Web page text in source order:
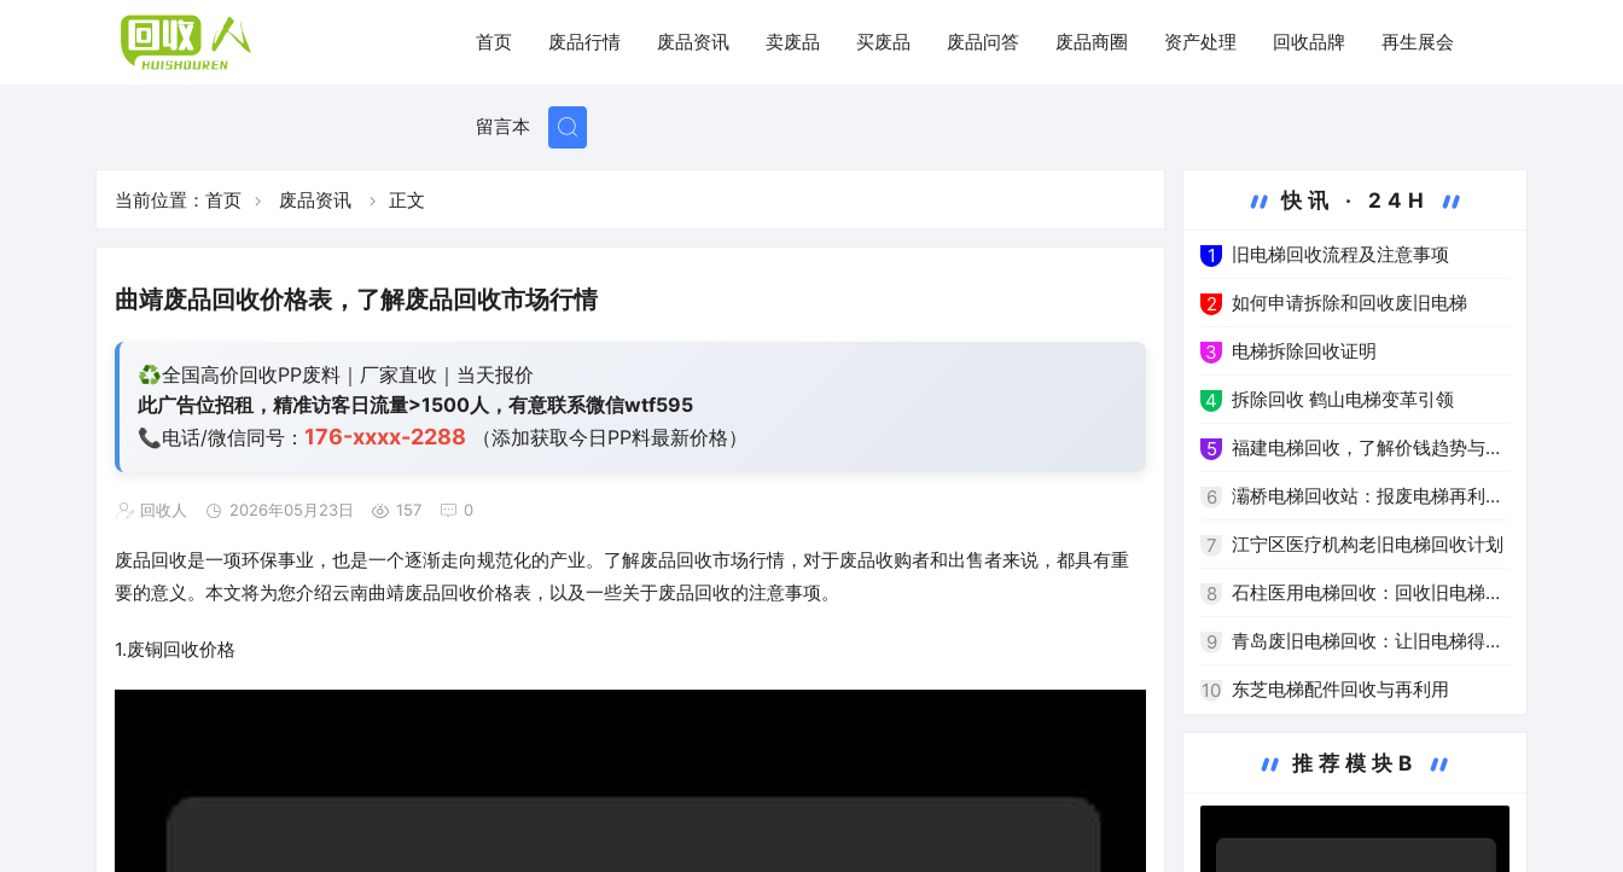
首页 废品行情 废品资讯 卖废品 买废品 废品问答 废品商圈 资产处理 回收品牌 再生展会
留言本
当前位置： 首页 废品资讯 正文
曲靖废品回收价格表，了解废品回收市场行情
♻️全国高价回收PP废料｜厂家直收｜当天报价
此广告位招租，精准访客日流量>1500人，有意联系微信wtf595
📞电话/微信同号： 176-xxxx-2288 （添加获取今日PP料最新价格）
回收人 2026年05月23日 157 0
废品回收是一项环保事业，也是一个逐渐走向规范化的产业。了解废品回收市场行情，对于废品收购者和出售者来说，都具有重
要的意义。本文将为您介绍云南曲靖废品回收价格表，以及一些关于废品回收的注意事项。
1.废铜回收价格
快讯 · 24H
1 旧电梯回收流程及注意事项
2 如何申请拆除和回收废旧电梯
3 电梯拆除回收证明
4 拆除回收 鹤山电梯变革引领
5 福建电梯回收，了解价钱趋势与注
意事项
6 灞桥电梯回收站：报废电梯再利用
的环保之路
7 江宁区医疗机构老旧电梯回收计划
8 石柱医用电梯回收：回收旧电梯，
推进绿色医疗
9 青岛废旧电梯回收：让旧电梯得到
高效再利用
10 东芝电梯配件回收与再利用
推荐模块B